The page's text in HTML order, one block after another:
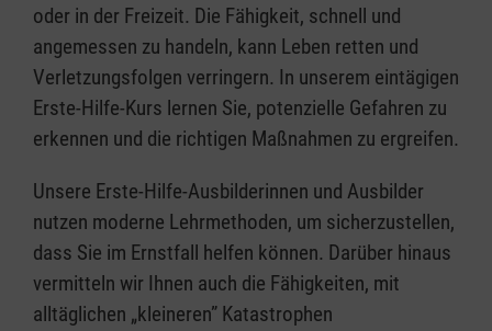
oder in der Freizeit. Die Fähigkeit, schnell und
angemessen zu handeln, kann Leben retten und
Verletzungsfolgen verringern. In unserem eintägigen
Erste-Hilfe-Kurs lernen Sie, potenzielle Gefahren zu
erkennen und die richtigen Maßnahmen zu ergreifen.
Unsere Erste-Hilfe-Ausbilderinnen und Ausbilder
nutzen moderne Lehrmethoden, um sicherzustellen,
dass Sie im Ernstfall helfen können. Darüber hinaus
vermitteln wir Ihnen auch die Fähigkeiten, mit
alltäglichen „kleineren” Katastrophen